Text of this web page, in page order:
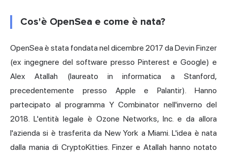
Cos'è OpenSea e come è nata?
OpenSea è stata fondata nel dicembre 2017 da Devin Finzer
(ex ingegnere del software presso Pinterest e Google) e
Alex Atallah (laureato in informatica a Stanford,
precedentemente presso Apple e Palantir). Hanno
partecipato al programma Y Combinator nell'inverno del
2018. L'entità legale è Ozone Networks, Inc. e da allora
l'azienda si è trasferita da New York a Miami. L'idea è nata
dalla mania di CryptoKitties. Finzer e Atallah hanno notato